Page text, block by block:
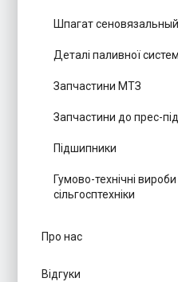
Шпагат сеновязальный
Деталі паливної
Запчастини МТЗ
Запчастини до прес-
Підшипники
Гумово-технічні
сільгосптехніки
Про нас
Відгуки